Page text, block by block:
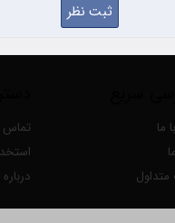
ما
متداول
تماس